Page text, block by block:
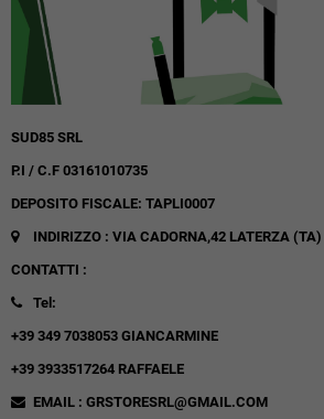
SUD85 SRL
P.I / C.F 03161010735
DEPOSITO FISCALE: TAPLI0007
INDIRIZZO : VIA CADORNA,42 LATERZA (TA)
CONTATTI :
Tel:
+39 349 7038053 GIANCARMINE
+39 3933517264 RAFFAELE
EMAIL : GRSTORESRL@GMAIL.COM